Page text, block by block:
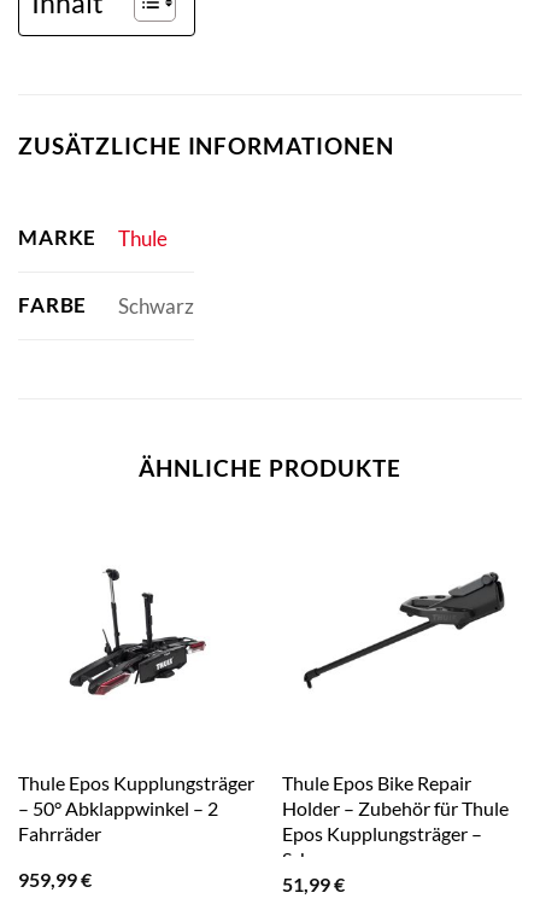
ZUSÄTZLICHE INFORMATIONEN
MARKE Thule
FARBE Schwarz
ÄHNLICHE PRODUKTE
Thule Epos Kupplungsträger
– 50° Abklappwinkel – 2
Fahrräder
959,99€
Thule Epos Bike Repair
Holder – Zubehör für Thule
Epos Kupplungsträger –
Schwarz
51,99€